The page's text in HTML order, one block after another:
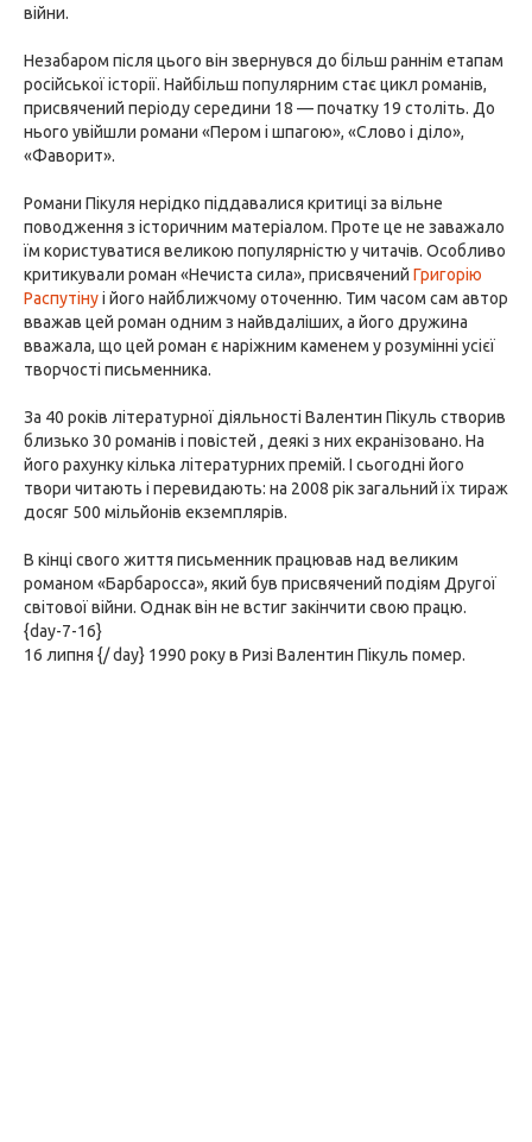
війни.
Незабаром після цього він звернувся до більш раннім етапам
російської історії. Найбільш популярним стає цикл романів,
присвячений періоду середини 18 — початку 19 століть. До
нього увійшли романи «Пером і шпагою», «Слово і діло»,
«Фаворит».
Романи Пікуля нерідко піддавалися критиці за вільне
поводження з історичним матеріалом. Проте це не заважало
їм користуватися великою популярністю у читачів. Особливо
критикували роман «Нечиста сила», присвячений Григорію
Распутінуі його найближчому оточенню. Тим часом сам автор
вважав цей роман одним з найвдаліших, а його дружина
вважала, що цей роман є наріжним каменем у розумінні усієї
творчості письменника.
За 40 років літературної діяльності Валентин Пікуль створив
близько 30 романів і повістей , деякі з них екранізовано. На
його рахунку кілька літературних премій. І сьогодні його
твори читають і перевидають: на 2008 рік загальний їх тираж
досяг 500 мільйонів екземплярів.
В кінці свого життя письменник працював над великим
романом «Барбаросса», який був присвячений подіям Другої
світової війни. Однак він не встиг закінчити свою працю.
{day-7-16}
16 липня {/ day} 1990 року в Ризі Валентин Пікуль помер.